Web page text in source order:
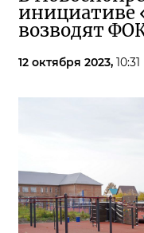
инициативе
возводят
12 октября 2023, 10:31